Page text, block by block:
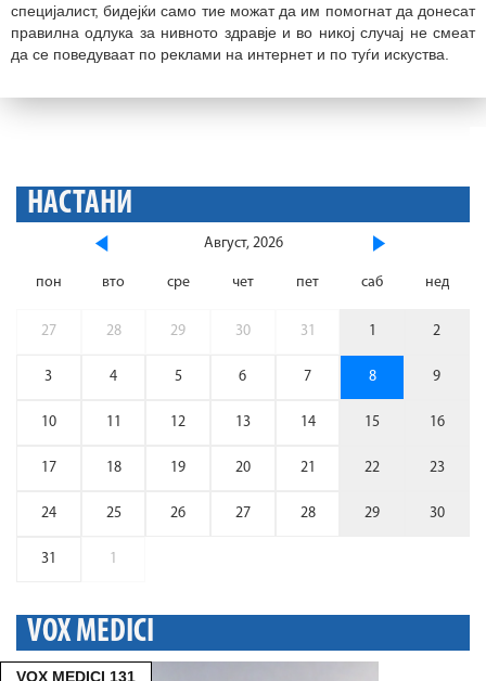
специјалист, бидејќи само тие можат да им помогнат да донесат
правилна одлука за нивното здравје и во никој случај не смеат
да се поведуваат по реклами на интернет и по туѓи искуства.
НАСТАНИ
Август, 2026
пон вто сре чет пет саб нед
27 28 29 30 31 1 2
3 4 5 6 7 8 9
10 11 12 13 14 15 16
17 18 19 20 21 22 23
24 25 26 27 28 29 30
31 1
VOX MEDICI
VOX MEDICI 131